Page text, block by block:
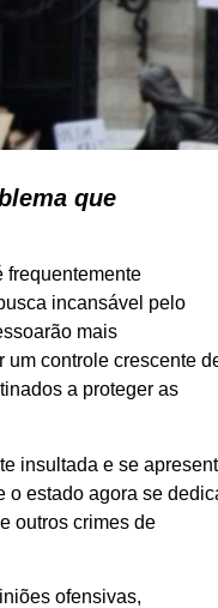
que
frequentemente
incansável pelo
mais
um controle crescente
a proteger as
insultada e se
o estado agora se
outros crimes de
ofensivas,